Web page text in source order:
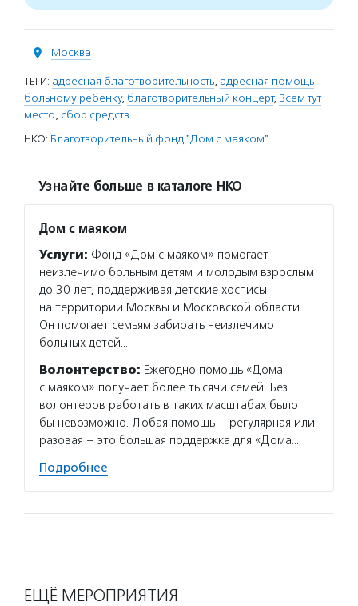
Москва
ТЕГИ: адресная благотворительность, адресная помощь
больному ребенку, благотворительный концерт, Всем тут
место, сбор средств
НКО: Благотворительный фонд "Дом с маяком"
Узнайте больше в каталоге НКО
Дом с маяком
Услуги: Фонд «Дом с маяком» помогает
неизлечимо больным детям и молодым взрослым
до 30 лет, поддерживая детские хосписы
на территории Москвы и Московской области.
Он помогает семьям забирать неизлечимо
больных детей…
Волонтерство: Ежегодно помощь «Дома
с маяком» получает более тысячи семей. Без
волонтеров работать в таких масштабах было
бы невозможно. Любая помощь – регулярная или
разовая – это большая поддержка для «Дома…
Подробнее
ЕЩЁ МЕРОПРИЯТИЯ